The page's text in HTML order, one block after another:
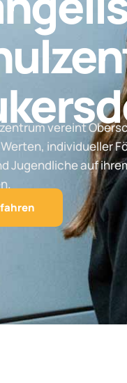
vereint
Werten, individueller
Jugendliche auf